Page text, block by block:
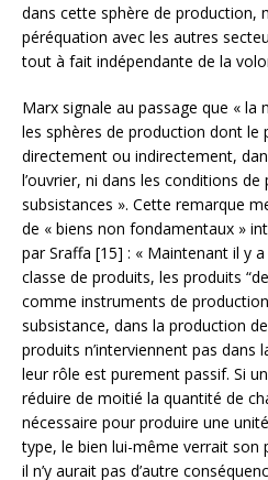
dans cette sphère de production,
péréquation avec les autres
tout à fait indépendante de la
Marx signale au passage que « la
les sphères de production dont le
directement ou indirectement,
l’ouvrier, ni dans les conditions
subsistances ». Cette remarque
de « biens non fondamentaux »
par Sraffa [15] : « Maintenant il y
classe de produits, les produits
comme instruments de
subsistance, dans la production
produits n’interviennent pas
leur rôle est purement passif. Si
réduire de moitié la quantité de
nécessaire pour produire une unité
type, le bien lui-même verrait son
il n’y aurait pas d’autre